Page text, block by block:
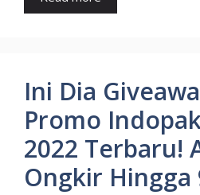
Ini Dia
Promo
2022 Terbaru!
Ongkir Hingga